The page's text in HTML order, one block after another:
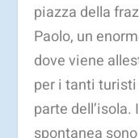
piazza della
Paolo, un
dove viene
per i tanti
parte
spontanea